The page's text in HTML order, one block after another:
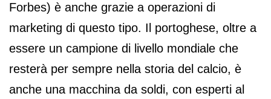
Forbes) è anche grazie a operazioni di
marketing di questo tipo. Il portoghese, oltre a
essere un campione di livello mondiale che
resterà per sempre nella storia del calcio, è
anche una macchina da soldi, con esperti al